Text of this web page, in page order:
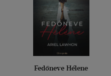
Fedőneve Hélene